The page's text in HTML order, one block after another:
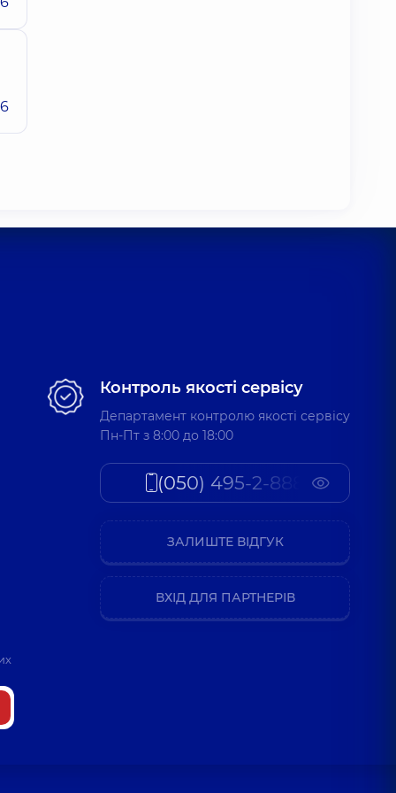
Контроль якості сервісу
Департамент контролю якості сервісу
Пн-Пт з 8:00 до 18:00
(050) 495-2-888
ЗАЛИШТЕ ВІДГУК
ВХІД ДЛЯ ПАРТНЕРІВ